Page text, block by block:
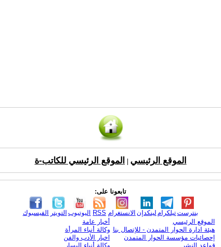
الموقع الرئيسي الموقع الرئيسي للكاتب-ة
تابعونا على:
الفيسبوك التويتر اليوتيوب RSS الانستغرام لينكدإن تيلكرامبنترست
الموقع الرئيسي
هيئة ادارة الحوار المتمدن - للإتصال بنا
إحصائيات مؤسسة الحوار المتمدن
قواعد النشر
أخبار عامة
وكالة أنباء المرأة
اخبار الأدب والفن
وكالة أنباء اليسار